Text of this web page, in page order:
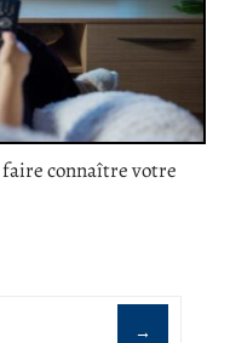
connaître votre